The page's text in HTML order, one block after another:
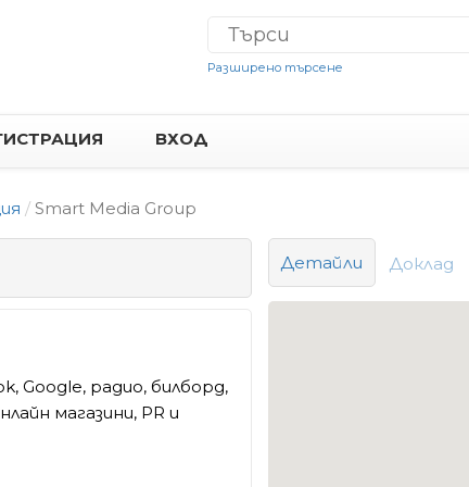
Разширено търсене
ВХОД
Smart Media Group
Google, радио, билборд,
магазини, PR и
Детайли Доклад